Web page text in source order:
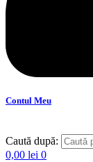
Contul Meu
Caută după:
0,00 lei 0